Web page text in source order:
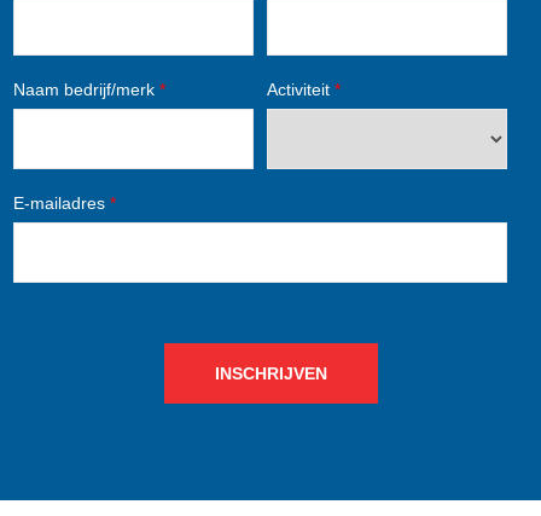
Naam bedrijf/merk * Activiteit *
E-mailadres *
INSCHRIJVEN